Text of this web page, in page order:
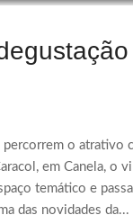
o atrativo
em Canela, o
temático e
das novidades da...